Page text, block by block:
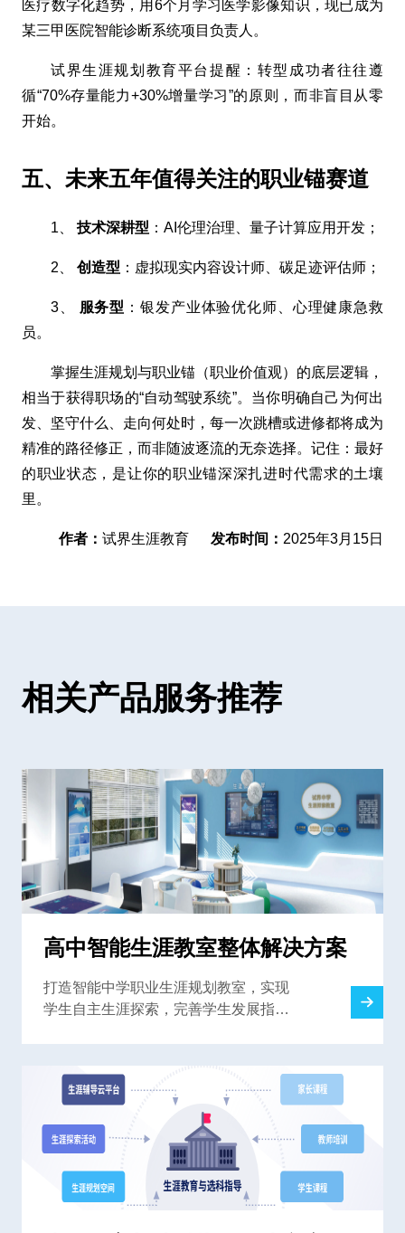
医疗数字化趋势，用6个月学习医学影像知识，现已成为
某三甲医院智能诊断系统项目负责人。
试界生涯规划教育平台提醒：转型成功者往往遵
循“70%存量能力+30%增量学习”的原则，而非盲目从零
开始。
五、未来五年值得关注的职业锚赛道
1、 技术深耕型 ：AI伦理治理、量子计算应用开发；
2、 创造型 ：虚拟现实内容设计师、碳足迹评估师；
3、 服务型 ：银发产业体验优化师、心理健康急救
员。
掌握生涯规划与职业锚（职业价值观）的底层逻辑，
相当于获得职场的“自动驾驶系统”。当你明确自己为何出
发、坚守什么、走向何处时，每一次跳槽或进修都将成为
精准的路径修正，而非随波逐流的无奈选择。记住：最好
的职业状态，是让你的职业锚深深扎进时代需求的土壤
里。
作者： 试界生涯教育 发布时间： 2025年3月15日
相关产品服务推荐
高中智能生涯教室整体解决方案
打造智能中学职业生涯规划教室，实现
学生自主生涯探索，完善学生发展指导